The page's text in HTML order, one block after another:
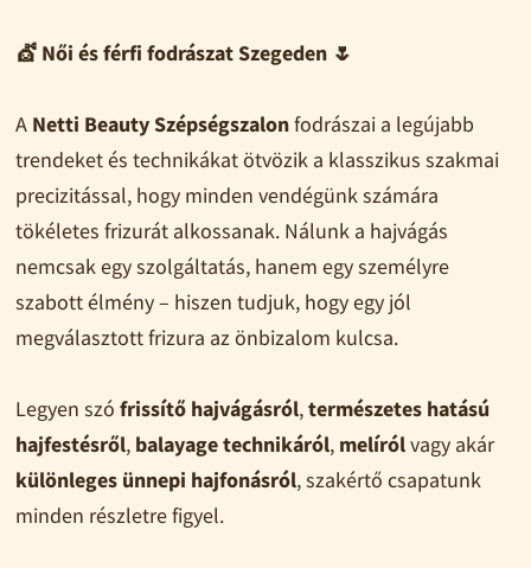
💇 Női és férfi fodrászat Szegeden 🌷
A Netti Beauty Szépségszalonfodrászai a legújabb
trendeket és technikákat ötvözik a klasszikus szakmai
precizitással, hogy minden vendégünk számára
tökéletes frizurát alkossanak. Nálunk a hajvágás
nemcsak egy szolgáltatás, hanem egy személyre
szabott élmény – hiszen tudjuk, hogy egy jól
megválasztott frizura az önbizalom kulcsa.
Legyen szó frissítő hajvágásról,természetes hatású
hajfestésről, balayage technikáról, melírólvagy akár
különleges ünnepi hajfonásról, szakértő csapatunk
minden részletre figyel.